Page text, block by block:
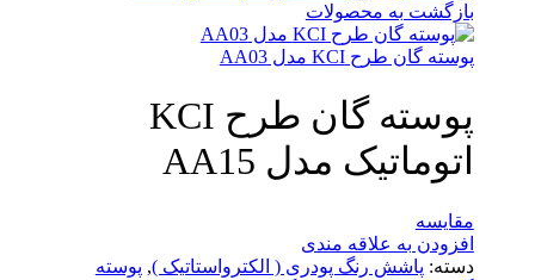
بازگشت به محصولات
پوسته گان طرح KCI مدل AA03
پوسته گان طرح KCI
اتوماتیک مدل AA15
مقایسه
افزودن به علاقه مندی
دسته: پاشش رنگ پودری ( الکترواستاتیک ), پوسته